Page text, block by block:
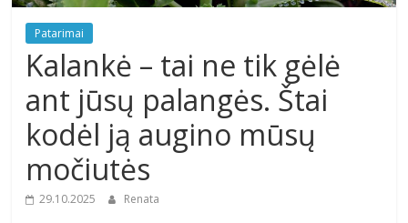
Patarimai
Kalankė – tai ne tik gėlė
ant jūsų palangės. Štai
kodėl ją augino mūsų
močiutės
29.10.2025 Renata